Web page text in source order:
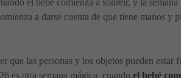
a darse cuenta de que tiene manos y
las personas y los objetos pueden estar
es otra semana mágica, cuando el bebé